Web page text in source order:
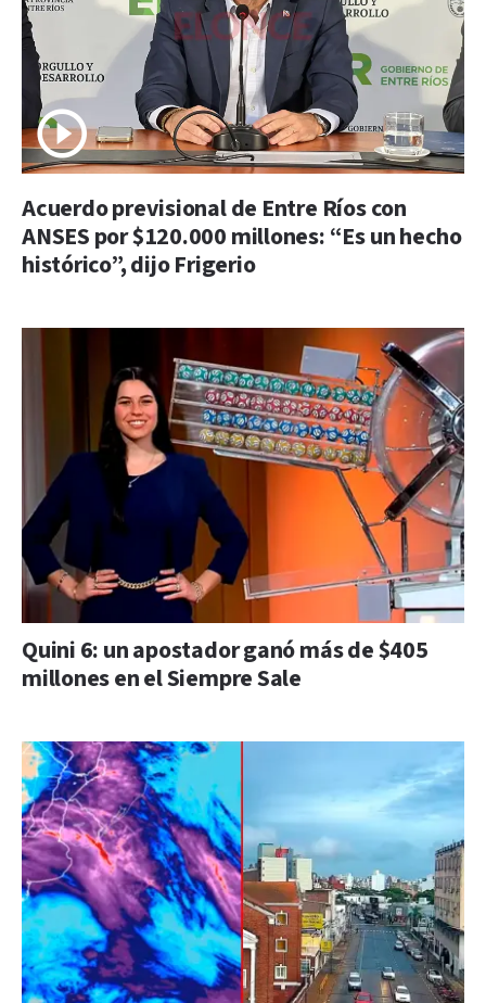
Acuerdo previsional de Entre Ríos con
ANSES por $120.000 millones: “Es un hecho
histórico”, dijo Frigerio
Quini 6: un apostador ganó más de $405
millones en el Siempre Sale